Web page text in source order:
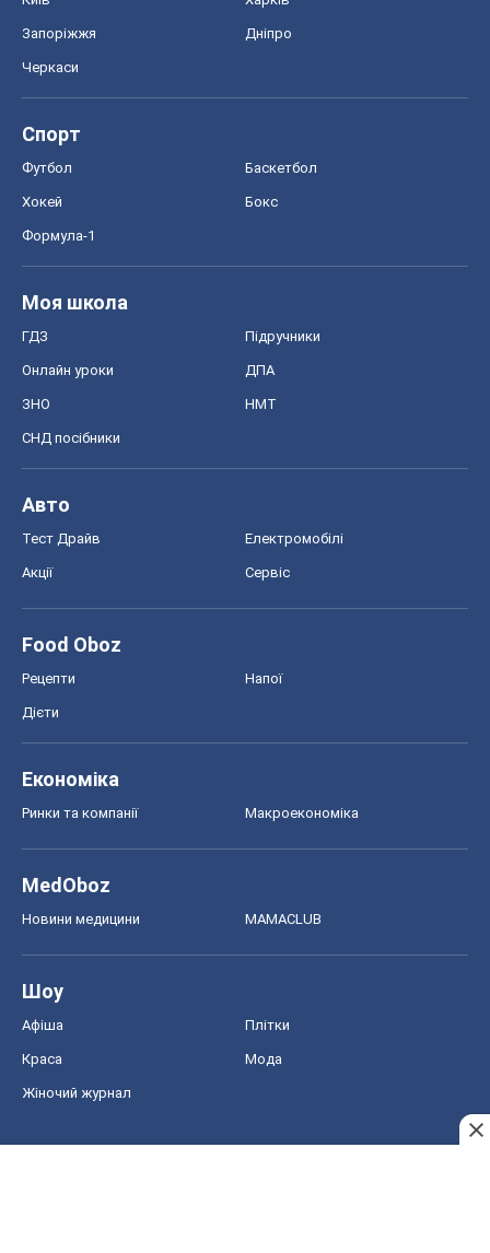
Запоріжжя Дніпро
Черкаси
Спорт
Футбол Баскетбол
Хокей Бокс
Формула-1
Моя школа
ГДЗ Підручники
Онлайн уроки ДПА
ЗНО НМТ
СНД посібники
Авто
Тест Драйв Електромобілі
Акції Сервіс
Food Oboz
Рецепти Напої
Дієти
Економіка
Ринки та компанії Макроекономіка
MedOboz
Новини медицини MAMACLUB
Шоу
Афіша Плітки
Краса Мода
Жіночий журнал